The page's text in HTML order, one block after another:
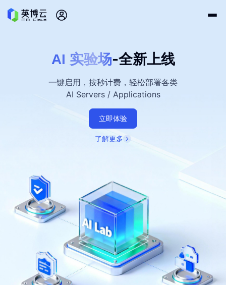
AI 实验场-全新上线
一键启用，按秒计费，轻松部署各类
AI Servers / Applications
立即体验
了解更多